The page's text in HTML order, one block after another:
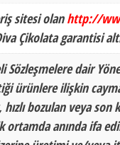
sitesi olanhttp://
Çikolata garantisi
Sözleşmelere dair
ürünlere ilişkin
hızlı bozulan veya
anında ifa